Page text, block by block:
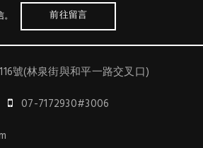
前往留言
號(林泉街與和平一路交叉口)
07-7172930#3006